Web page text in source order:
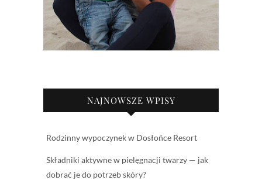
NAJNOWSZE WPISY
Rodzinny wypoczynek w Dosłońce Resort
Składniki aktywne w pielęgnacji twarzy — jak
dobrać je do potrzeb skóry?